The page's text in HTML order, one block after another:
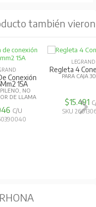
también vieron
Conexión
15A
NO
DE LLAMA
C/U
LEGRAND
Regleta 4
PARA CAJA
$15.491
SKU